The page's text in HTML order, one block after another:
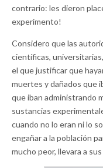
contrario: les dieron
experimento!
Considero que las
científicas,
el que justificar que
muertes y dañados que
que iban administrando
sustancias
cuando no lo eran ni lo
engañar a la población
mucho peor, llevara a